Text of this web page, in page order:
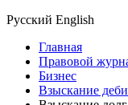
Русский English
Главная
Правовой
Бизнес
Взыскание